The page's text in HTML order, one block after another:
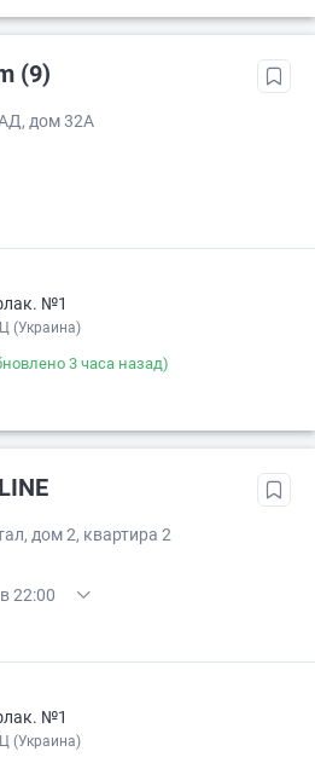
(9)
дом 32А
№1
(Украина)
3 часа назад)
дом 2, квартира 2
22:00
№1
(Украина)